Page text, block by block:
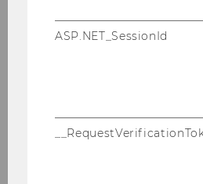
Francesco Cannas, PhD,
Christina Dimitropoulou,
Dmitry Erokhin, PhD,
ASP.NET_SessionId